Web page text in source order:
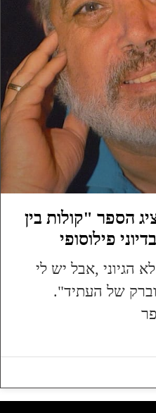
הספר "קולות בין
פילוסופי
הגיוני ,אבל יש לי
של העתיד".